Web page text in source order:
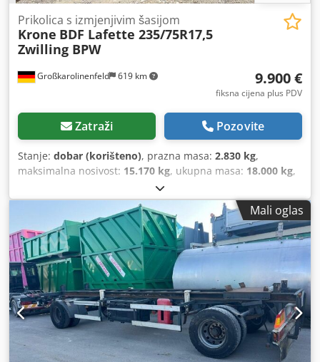
Großkarolinenfeld 619 km
Prikolica s izmjenjivim šasijom
Krone BDF Lafette 235/75R17,5
Zwilling BPW
9.900 €
fiksna cijena plus PDV
Zatraži Pozovite
Stanje: dobar (korišteno), prazna masa: 2.830 kg,
maksimalna nosivost: 15.170 kg, ukupna masa: 18.000 kg,
2 osovine
sljedeći pregled (TÜV):02/2027, ovjes:zrak, dimenzija
235/75R17,5, Oprema:ABS Mali oglas